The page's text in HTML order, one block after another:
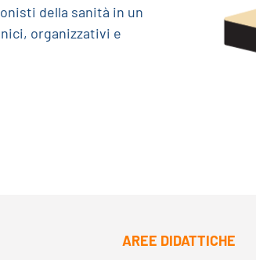
della sanità in un
organizzativi e
AREE DIDATTICHE